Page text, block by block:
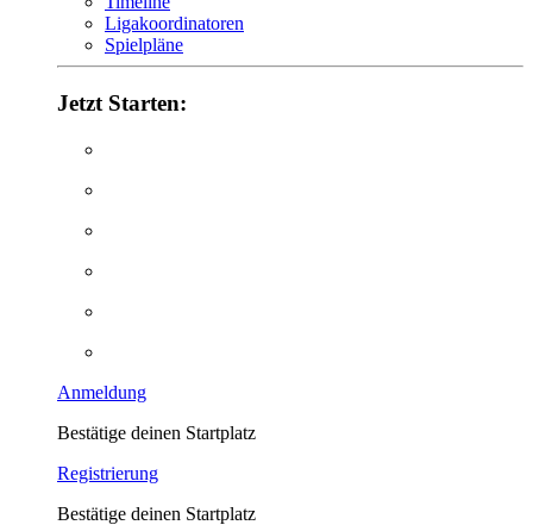
Ligakoordinatoren
Spielpläne
Jetzt Starten:
Anmeldung
Bestätige deinen Startplatz
Registrierung
Bestätige deinen Startplatz